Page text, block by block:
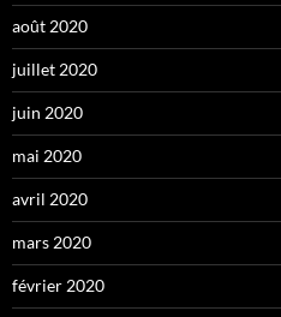
août 2020
juillet 2020
juin 2020
mai 2020
avril 2020
mars 2020
février 2020